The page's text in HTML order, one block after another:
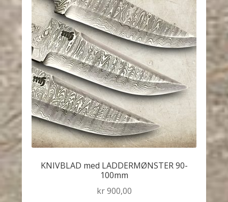
KNIVBLAD med LADDERMØNSTER 90-
100mm
kr900,00